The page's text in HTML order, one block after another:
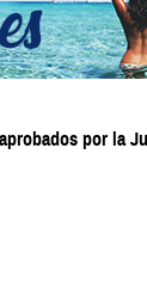
por la